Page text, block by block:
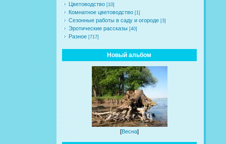
Цветоводство [10]
Комнатное цветоводство [1]
Сезонные работы в саду и огороде [3]
Эротические рассказы [40]
Разное [717]
Новый альбом
[Весна]